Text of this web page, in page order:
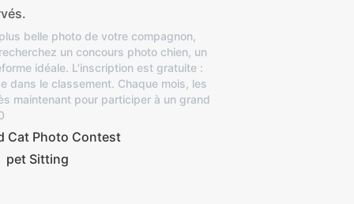
belle photo de votre compagnon,
un concours photo chien, un
idéale. L'inscription est gratuite :
dans le classement. Chaque mois, les
maintenant pour participer à un grand
Cat Photo Contest
pet Sitting